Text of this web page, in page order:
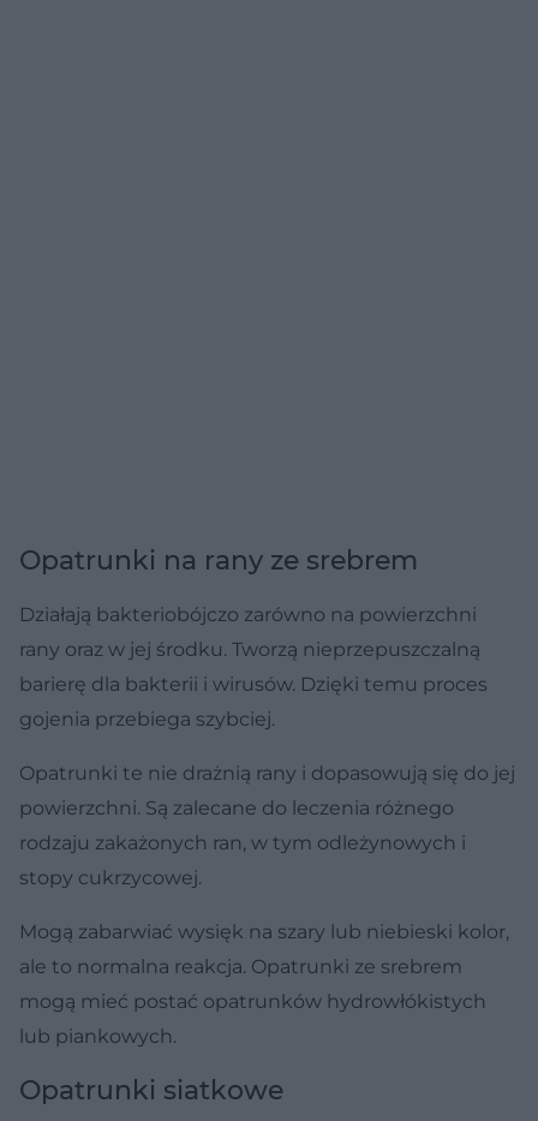
Opatrunki na rany ze srebrem
Działają bakteriobójczo zarówno na powierzchni
rany oraz w jej środku. Tworzą nieprzepuszczalną
barierę dla bakterii i wirusów. Dzięki temu proces
gojenia przebiega szybciej.
Opatrunki te nie drażnią rany i dopasowują się do jej
powierzchni. Są zalecane do leczenia różnego
rodzaju zakażonych ran, w tym odleżynowych i
stopy cukrzycowej.
Mogą zabarwiać wysięk na szary lub niebieski kolor,
ale to normalna reakcja. Opatrunki ze srebrem
mogą mieć postać opatrunków hydrowłókistych
lub piankowych.
Opatrunki siatkowe